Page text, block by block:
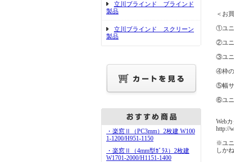
立川ブラインド ブラインド
製品
立川ブラインド スクリーン
製品
・楽窓Ⅱ（PC3mm）2枚建 W100
1-1200/H951-1150
・楽窓Ⅱ（4mm型ｶﾞﾗｽ）2枚建
W1701-2000/H1151-1400
＜お
①ユニ
②ユニ
③ユニ
④枠の
⑤幅サ
⑥ユニ
Web
http://
※ユニ
しか